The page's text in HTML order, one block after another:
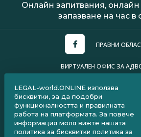
Онлайн запитвания,
запазване на час в
ПРАВНИ
ВИРТУАЛЕН ОФИС ЗА
ПОЛИТИКА ЗА
ЧЗВ ЗА КЛИЕНТИ
ЧЗВ ЗА АДВОКАТИ
LEGAL-world.ONLINE използва
бисквитки, за да подобри
функционалността и правилната
работа на платформата. За повече
информация моля вижте нашата
политика за бисквитки политика за